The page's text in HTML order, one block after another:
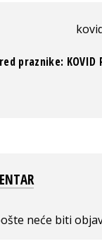
praznike: KOVID
neće biti